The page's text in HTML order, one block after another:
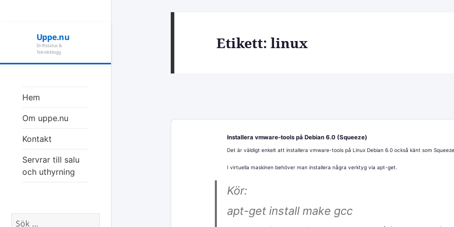
Uppe.nu
Driftstatus &
Teknikblogg
Hem
Om uppe.nu
Kontakt
Servrar till salu
och uthyrning
Sök
Etikett: linux
Installera vmware-tools på Debian 6.0 (Squeeze)
Det är väldigt enkelt att installera vmware-tools på Linux Debian 6.0 också känt som
I virtuella maskinen behöver man installera några verktyg via apt-get.
Kör:
apt-get install make gcc